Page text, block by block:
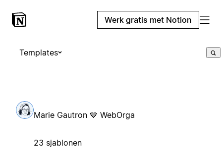
Werk gratis met Notion
Templates
Marie Gautron 💙 WebOrga
23 sjablonen